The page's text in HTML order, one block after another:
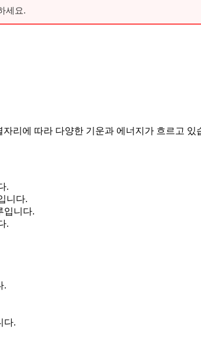
세요.
리에 따라 다양한 기운과 에너지가 흐르고
.
니다.
입니다.
.
.
다.